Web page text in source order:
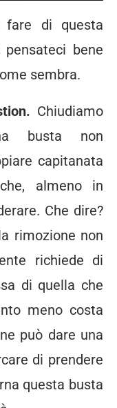
fare di questa
bene
sembra.
Chiudiamo
busta non
capitanata
almeno in
Che dire?
rimozione non
richiede di
di quella che
meno costa
può dare una
di prendere
questa busta